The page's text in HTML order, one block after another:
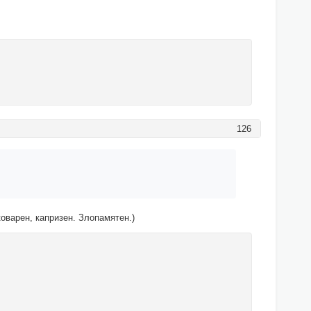
126
капризен. Злопамятен.)